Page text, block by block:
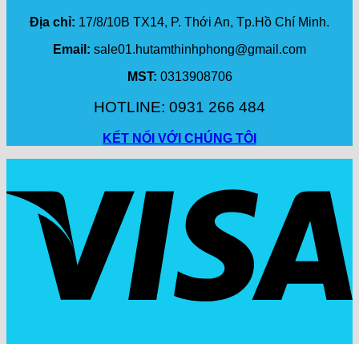
Địa chỉ: 17/8/10B TX14, P. Thới An, Tp.Hồ Chí Minh.
Email: sale01.hutamthinhphong@gmail.com
MST: 0313908706
HOTLINE: 0931 266 484
KẾT NỐI VỚI CHÚNG TÔI